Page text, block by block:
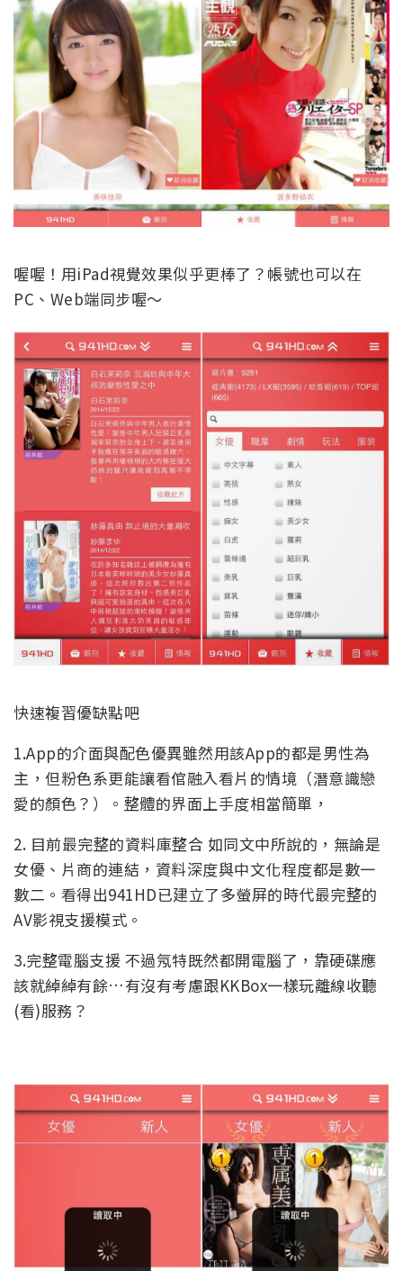
喔喔！用iPad視覺效果似乎更棒了？帳號也可以在
PC、Web端同步喔～
快速複習優缺點吧
1.App的介面與配色優異雖然用該App的都是男性為
主，但粉色系更能讓看倌融入看片的情境（潛意識戀
愛的顏色？）。整體的界面上手度相當簡單，
2. 目前最完整的資料庫整合 如同文中所說的，無論是
女優、片商的連結，資料深度與中文化程度都是數一
數二。看得出941HD已建立了多螢屏的時代最完整的
AV影視支援模式。
3.完整電腦支援 不過氖特既然都開電腦了，靠硬碟應
該就綽綽有餘…有沒有考慮跟KKBox一樣玩離線收聽
(看)服務？